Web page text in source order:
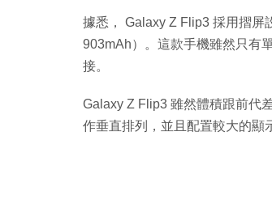
據悉， Galaxy Z Flip3 採用摺屏
903mAh）。這款手機雖然只有
接。
Galaxy Z Flip3 雖然體積跟前代
作垂直排列，並且配置較大的顯